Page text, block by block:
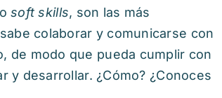
soft skills, son las más
colaborar y comunicarse con
de modo que pueda cumplir con
y desarrollar. ¿Cómo? ¿Conoces